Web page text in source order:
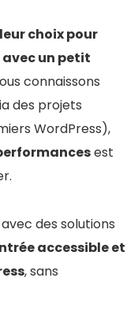
choix pour
avec un petit
connaissons
des projets
WordPress),
est
des solutions
accessible et
, sans